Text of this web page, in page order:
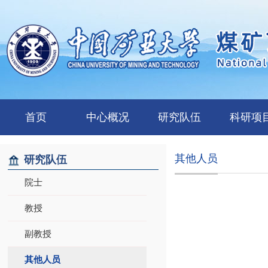
首页 中心概况 研究队伍 科研项
研究队伍
院士
教授
副教授
其他人员
其他人员